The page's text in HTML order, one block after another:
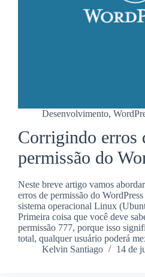
Desenvolvimento,
Corrigindo erros
permissão do
Neste breve artigo vamos
erros de permissão do
sistema operacional Linux
Primeira coisa que você deve
permissão 777, porque isso
total, qualquer usuário poderá
Kelvin Santiago
14 de